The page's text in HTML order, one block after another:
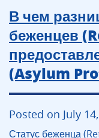
В чем
беженцев
(Asylum
Posted on July
Статус беженца